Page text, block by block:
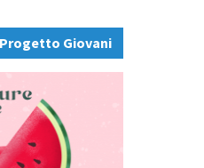
Giovani